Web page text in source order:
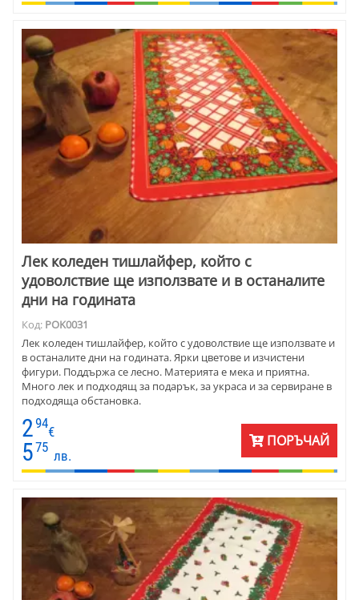
Лек коледен тишлайфер, който с
удоволствие ще използвате и в останалите
дни на годината
Код: POK0031
Лек коледен тишлайфер, който с удоволствие ще използвате и
в останалите дни на годината. Ярки цветове и изчистени
фигури. Поддържа се лесно. Материята е мека и приятна.
Много лек и подходящ за подарък, за украса и за сервиране в
подходяща обстановка.
294
€
575
лв.
ПОРЪЧАЙ